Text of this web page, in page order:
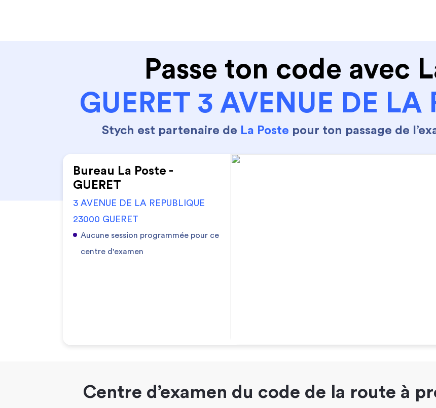
Passe ton code avec
GUERET 3 AVENUE DE LA
Stych est partenaire de La Poste pour ton passage de
Bureau La Poste -
GUERET
3 AVENUE DE LA REPUBLIQUE
23000 GUERET
Aucune session programmée pour ce
centre d'examen
Centre d’examen du code de la route à